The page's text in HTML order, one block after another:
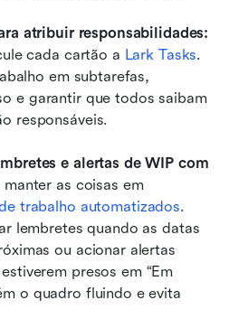
atribuir responsabilidades:
cada cartão a Lark Tasks.
em subtarefas,
e garantir que todos saibam
responsáveis.
e alertas de WIP com
manter as coisas em
trabalho automatizados.
lembretes quando as datas
ou acionar alertas
presos em “Em
o quadro fluindo e evita